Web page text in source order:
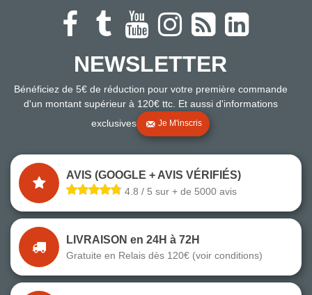
NEWSLETTER
Bénéficiez de 5€ de réduction pour votre première commande
d'un montant supérieur à 120€ ttc. Et aussi d'informations
exclusives
Je M'inscris
AVIS (GOOGLE + AVIS VÉRIFIÉS)
4.8 / 5 sur + de 5000 avis
LIVRAISON en 24H à 72H
Gratuite en Relais dès 120€ (voir conditions)